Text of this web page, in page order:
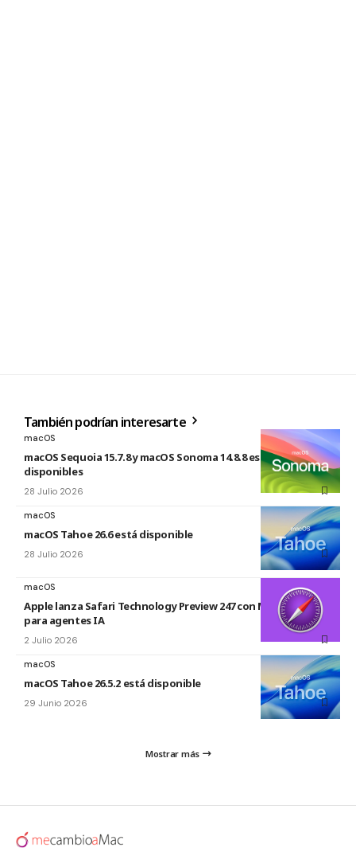
También podrían interesarte
macOS
macOS Sequoia 15.7.8 y macOS Sonoma 14.8.8 están
disponibles
28 Julio 2026
macOS
macOS Tahoe 26.6 está disponible
28 Julio 2026
macOS
Apple lanza Safari Technology Preview 247 con MCP Server
para agentes IA
2 Julio 2026
macOS
macOS Tahoe 26.5.2 está disponible
29 Junio 2026
Mostrar más